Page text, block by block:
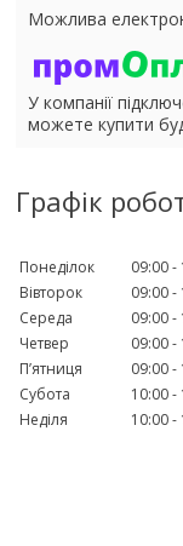
У компанії
можете купити
Графік
Понеділок 09:00
Вівторок
09:00
Середа
09:00
Четвер
09:00
Пʼятниця
09:00
Субота
10:00
Неділя
10:00